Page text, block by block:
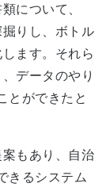
について、
掘りし、ボトル
ます。それら
データのやり
とができたと
もあり、自治
きるシステム